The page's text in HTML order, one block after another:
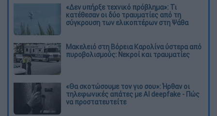
«Δεν υπήρξε τεχνικό πρόβλημα»: Τι
κατέθεσαν οι δύο τραυματίες από τη
σύγκρουση των ελικοπτέρων στη Ψάθα
Μακελειό στη Βόρεια Καρολίνα ύστερα από
πυροβολισμούς: Νεκροί και τραυματίες
«Θα σκοτώσουμε τον γιο σου»: Ήρθαν οι
τηλεφωνικές απάτες με AI deepfake - Πώς
να προστατευτείτε